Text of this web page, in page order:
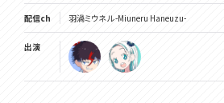
配信ch 羽渦ミウネル -Miuneru Haneuzu-
出演